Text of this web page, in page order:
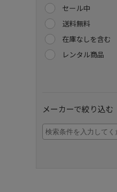
セール中
送料無料
在庫なしを含む
レンタル商品
メーカーで絞り込む